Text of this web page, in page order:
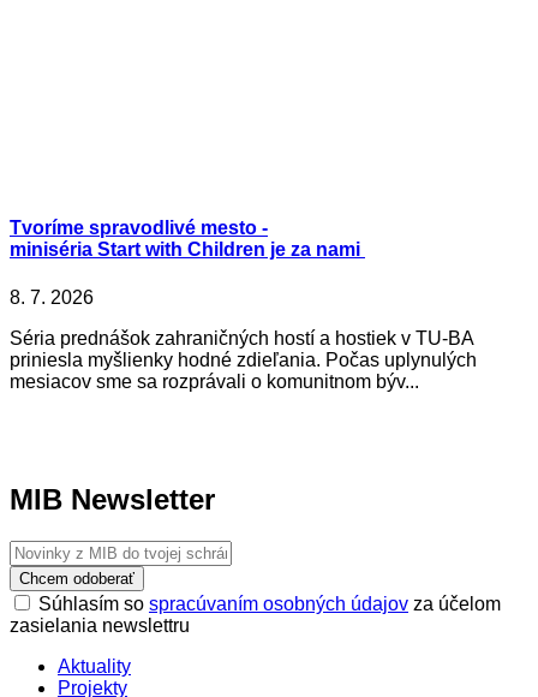
Tvoríme spravodlivé mesto -
miniséria Start with Children je za nami
8. 7. 2026
Séria prednášok zahraničných hostí a hostiek v TU-BA
priniesla myšlienky hodné zdieľania. Počas uplynulých
mesiacov sme sa rozprávali o komunitnom býv...
MIB Newsletter
Chcem odoberať
Súhlasím so spracúvaním osobných údajov za účelom
zasielania newslettru
Aktuality
Projekty